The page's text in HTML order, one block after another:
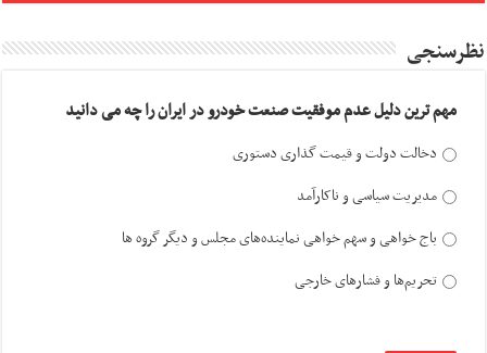
نظرسنجی
مهم ترین دلیل عدم موفقیت صنعت خودرو در ایران را چه می دانید
دخالت دولت و قیمت گذاری دستوری
مدیریت سیاسی و ناکارآمد
باج خواهی و سهم خواهی نماینده‌های مجلس و دیگر گروه ها
تحریم‌ها و فشارهای خارجی